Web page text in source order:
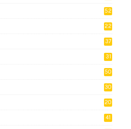
52
22
37
31
50
30
20
41